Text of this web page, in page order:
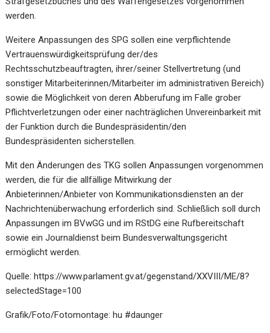
werden.
Weitere Anpassungen des SPG sollen eine verpflichtende
Vertrauenswürdigkeitsprüfung der/des
Rechtsschutzbeauftragten, ihrer/seiner Stellvertretung (und
sonstiger Mitarbeiterinnen/Mitarbeiter im administrativen Bereich)
sowie die Möglichkeit von deren Abberufung im Falle grober
Pflichtverletzungen oder einer nachträglichen Unvereinbarkeit mit
der Funktion durch die Bundespräsidentin/den
Bundespräsidenten sicherstellen.
Mit den Änderungen des TKG sollen Anpassungen vorgenommen
werden, die für die allfällige Mitwirkung der
Anbieterinnen/Anbieter von Kommunikationsdiensten an der
Nachrichtenüberwachung erforderlich sind. Schließlich soll durch
Anpassungen im BVwGG und im RStDG eine Rufbereitschaft
sowie ein Journaldienst beim Bundesverwaltungsgericht
ermöglicht werden.
Quelle:https://www.parlament.gv.at/gegenstand/XXVIII/ME/8?
selectedStage=100
Grafik/Foto/Fotomontage: hu #daunger